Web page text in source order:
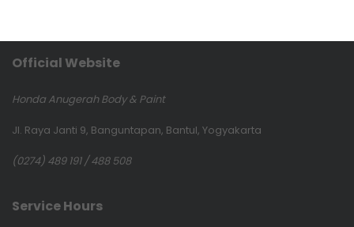
Official Website
Honda Anugerah Body & Paint
Jl. Raya Janti 9, Banguntapan, Bantul, Yogyakarta
(0274) 489 191 / 488 508
Service Hours